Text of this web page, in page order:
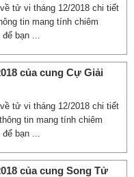
tử vi tháng 12/2018 chi tiết
tin mang tính chiêm
để bạn ...
của cung Cự Giải
tử vi tháng 12/2018 chi tiết
tin mang tính chiêm
để bạn ...
của cung Song Tử